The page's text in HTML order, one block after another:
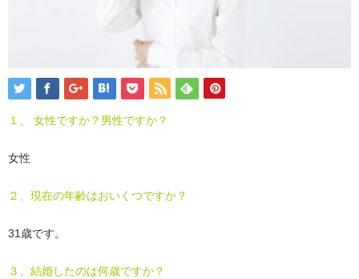
１、 女性ですか？男性ですか？
女性
２、現在の年齢はおいくつですか？
31歳です。
３、結婚したのは何歳ですか？